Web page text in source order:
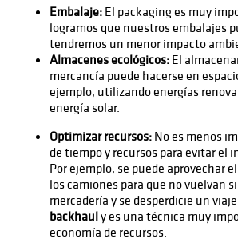
Embalaje: El packaging es muy
logramos que nuestros embalajes
tendremos un menor impacto
Almacenes ecológicos: El
mercancía puede hacerse en
ejemplo, utilizando energías
energía solar.
Optimizar recursos: No es menos
de tiempo y recursos para evitar el
Por ejemplo, se puede aprovechar
los camiones para que no vuelvan
mercadería y se desperdicie un
backhauly es una técnica muy
economía de recursos.